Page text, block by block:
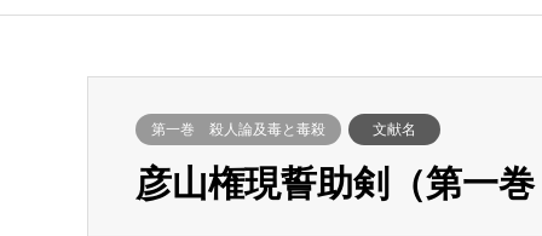
第一巻 殺人論及毒と毒殺 文献名
彦山権現誓助剣（第一